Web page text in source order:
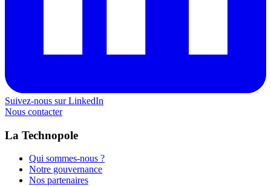
Suivez-nous sur LinkedIn
Nous contacter
La Technopole
Qui sommes-nous ?
Notre gouvernance
Nos partenaires